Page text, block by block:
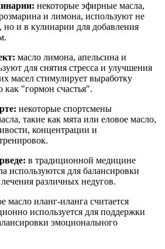
некоторые эфирные масла,
и лимона, используют не
но и в кулинарии для добавления
масло лимона, апельсина и
для снятия стресса и улучшения
масел стимулирует выработку
как "гормон счастья".
некоторые спортсмены
такие как мята или еловое масло,
концентрации и
в традиционной медицине
используются для балансировки
различных недугов.
масло иланг-иланга считается
используется для поддержки
эмоционального